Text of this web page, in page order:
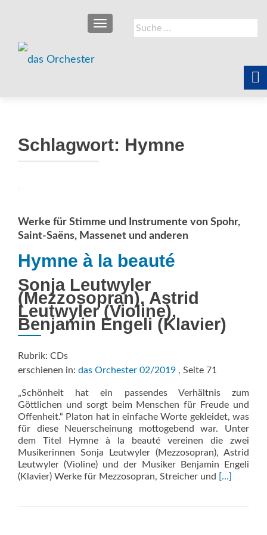
Suche
nach:
SCHALTE NAVIGATION
Schlagwort: Hymne
Werke für Stimme und Instrumente von Spohr,
Saint-Saëns, Massenet und anderen
Hymne à la beauté
Sonja Leutwyler
(Mezzosopran), Astrid
Leutwyler (Violine),
Benjamin Engeli (Klavier)
Rubrik: CDs
erschienen in: das Orchester 02/2019 , Seite 71
„Schönheit hat ein passendes Verhältnis zum
Göttlichen und sorgt beim Menschen für Freude und
Offenheit.“ Platon hat in einfache Wor­te gekleidet, was
für diese Neuerscheinung mottogebend war. Unter
dem Titel Hymne à la beauté vereinen die zwei
Musikerinnen Sonja Leutwyler (Mezzosopran), Astrid
Leutwyler (Violine) und der Musiker Benjamin Engeli
(Klavier) Werke für Mezzosopran, Streicher und Read
[…]